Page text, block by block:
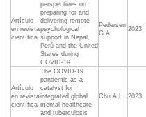
Artículo
en revista
científica
perspectives on
preparing for and
delivering remote
psychological
support in Nepal,
Perú and the United
States during
COVID-19
Pedersen
G.A.
2023
Artículo
en revista
científica
The COVID-19
pandemic as a
catalyst for
integrated global
mental healthcare
and tuberculosis
Chu A.L. 2023